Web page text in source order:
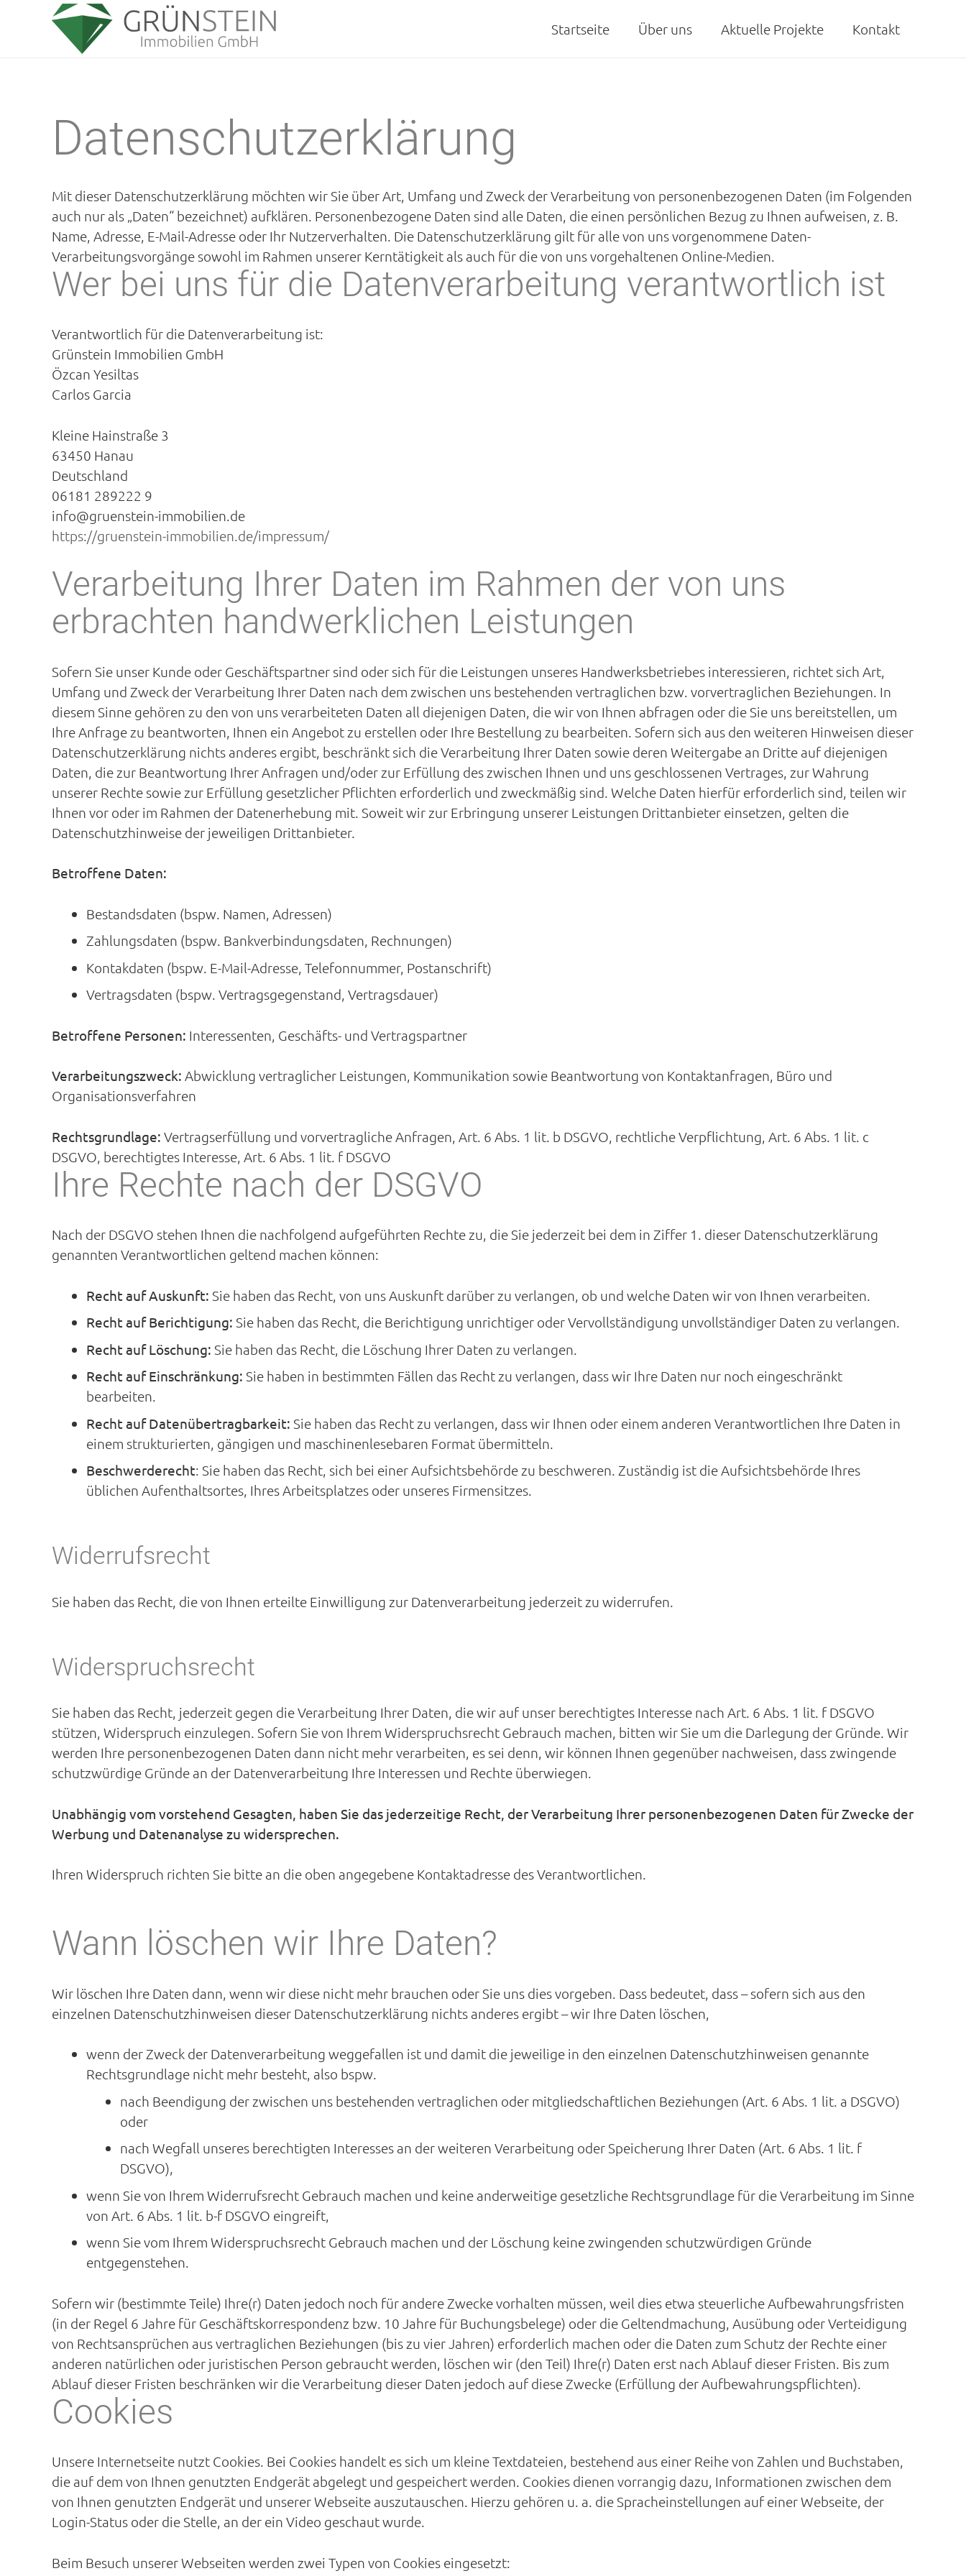
Startseite Über uns Aktuelle Projekte Kontakt
Datenschutzerklärung
Mit dieser Datenschutzerklärung möchten wir Sie über Art, Umfang und Zweck der Verarbeitung von personenbezogenen Daten (im Folgenden
auch nur als „Daten“ bezeichnet) aufklären. Personenbezogene Daten sind alle Daten, die einen persönlichen Bezug zu Ihnen aufweisen, z. B.
Name, Adresse, E-Mail-Adresse oder Ihr Nutzerverhalten. Die Datenschutzerklärung gilt für alle von uns vorgenommene Daten-
Verarbeitungsvorgänge sowohl im Rahmen unserer Kerntätigkeit als auch für die von uns vorgehaltenen Online-Medien.
Wer bei uns für die Datenverarbeitung verantwortlich ist
Verantwortlich für die Datenverarbeitung ist:
Grünstein Immobilien GmbH
Özcan Yesiltas
Carlos Garcia
Kleine Hainstraße 3
63450 Hanau
Deutschland
06181 289222 9
info@gruenstein-immobilien.de
https://gruenstein-immobilien.de/impressum/
Verarbeitung Ihrer Daten im Rahmen der von uns
erbrachten handwerklichen Leistungen
Sofern Sie unser Kunde oder Geschäftspartner sind oder sich für die Leistungen unseres Handwerksbetriebes interessieren, richtet sich Art,
Umfang und Zweck der Verarbeitung Ihrer Daten nach dem zwischen uns bestehenden vertraglichen bzw. vorvertraglichen Beziehungen. In
diesem Sinne gehören zu den von uns verarbeiteten Daten all diejenigen Daten, die wir von Ihnen abfragen oder die Sie uns bereitstellen, um
Ihre Anfrage zu beantworten, Ihnen ein Angebot zu erstellen oder Ihre Bestellung zu bearbeiten. Sofern sich aus den weiteren Hinweisen dieser
Datenschutzerklärung nichts anderes ergibt, beschränkt sich die Verarbeitung Ihrer Daten sowie deren Weitergabe an Dritte auf diejenigen
Daten, die zur Beantwortung Ihrer Anfragen und/oder zur Erfüllung des zwischen Ihnen und uns geschlossenen Vertrages, zur Wahrung
unserer Rechte sowie zur Erfüllung gesetzlicher Pflichten erforderlich und zweckmäßig sind. Welche Daten hierfür erforderlich sind, teilen wir
Ihnen vor oder im Rahmen der Datenerhebung mit. Soweit wir zur Erbringung unserer Leistungen Drittanbieter einsetzen, gelten die
Datenschutzhinweise der jeweiligen Drittanbieter.
Betroffene Daten:
Bestandsdaten (bspw. Namen, Adressen)
Zahlungsdaten (bspw. Bankverbindungsdaten, Rechnungen)
Kontakdaten (bspw. E-Mail-Adresse, Telefonnummer, Postanschrift)
Vertragsdaten (bspw. Vertragsgegenstand, Vertragsdauer)
Betroffene Personen: Interessenten, Geschäfts- und Vertragspartner
Verarbeitungszweck: Abwicklung vertraglicher Leistungen, Kommunikation sowie Beantwortung von Kontaktanfragen, Büro und
Organisationsverfahren
Rechtsgrundlage: Vertragserfüllung und vorvertragliche Anfragen, Art. 6 Abs. 1 lit. b DSGVO, rechtliche Verpflichtung, Art. 6 Abs. 1 lit. c
DSGVO, berechtigtes Interesse, Art. 6 Abs. 1 lit. f DSGVO
Ihre Rechte nach der DSGVO
Nach der DSGVO stehen Ihnen die nachfolgend aufgeführten Rechte zu, die Sie jederzeit bei dem in Ziffer 1. dieser Datenschutzerklärung
genannten Verantwortlichen geltend machen können:
Recht auf Auskunft: Sie haben das Recht, von uns Auskunft darüber zu verlangen, ob und welche Daten wir von Ihnen verarbeiten.
Recht auf Berichtigung: Sie haben das Recht, die Berichtigung unrichtiger oder Vervollständigung unvollständiger Daten zu verlangen.
Recht auf Löschung: Sie haben das Recht, die Löschung Ihrer Daten zu verlangen.
Recht auf Einschränkung: Sie haben in bestimmten Fällen das Recht zu verlangen, dass wir Ihre Daten nur noch eingeschränkt
bearbeiten.
Recht auf Datenübertragbarkeit: Sie haben das Recht zu verlangen, dass wir Ihnen oder einem anderen Verantwortlichen Ihre Daten in
einem strukturierten, gängigen und maschinenlesebaren Format übermitteln.
Beschwerderecht: Sie haben das Recht, sich bei einer Aufsichtsbehörde zu beschweren. Zuständig ist die Aufsichtsbehörde Ihres
üblichen Aufenthaltsortes, Ihres Arbeitsplatzes oder unseres Firmensitzes.
Widerrufsrecht
Sie haben das Recht, die von Ihnen erteilte Einwilligung zur Datenverarbeitung jederzeit zu widerrufen.
Widerspruchsrecht
Sie haben das Recht, jederzeit gegen die Verarbeitung Ihrer Daten, die wir auf unser berechtigtes Interesse nach Art. 6 Abs. 1 lit. f DSGVO
stützen, Widerspruch einzulegen. Sofern Sie von Ihrem Widerspruchsrecht Gebrauch machen, bitten wir Sie um die Darlegung der Gründe. Wir
werden Ihre personenbezogenen Daten dann nicht mehr verarbeiten, es sei denn, wir können Ihnen gegenüber nachweisen, dass zwingende
schutzwürdige Gründe an der Datenverarbeitung Ihre Interessen und Rechte überwiegen.
Unabhängig vom vorstehend Gesagten, haben Sie das jederzeitige Recht, der Verarbeitung Ihrer personenbezogenen Daten für Zwecke der
Werbung und Datenanalyse zu widersprechen.
Ihren Widerspruch richten Sie bitte an die oben angegebene Kontaktadresse des Verantwortlichen.
Wann löschen wir Ihre Daten?
Wir löschen Ihre Daten dann, wenn wir diese nicht mehr brauchen oder Sie uns dies vorgeben. Dass bedeutet, dass – sofern sich aus den
einzelnen Datenschutzhinweisen dieser Datenschutzerklärung nichts anderes ergibt – wir Ihre Daten löschen,
wenn der Zweck der Datenverarbeitung weggefallen ist und damit die jeweilige in den einzelnen Datenschutzhinweisen genannte
Rechtsgrundlage nicht mehr besteht, also bspw.
nach Beendigung der zwischen uns bestehenden vertraglichen oder mitgliedschaftlichen Beziehungen (Art. 6 Abs. 1 lit. a DSGVO)
oder
nach Wegfall unseres berechtigten Interesses an der weiteren Verarbeitung oder Speicherung Ihrer Daten (Art. 6 Abs. 1 lit. f
DSGVO),
wenn Sie von Ihrem Widerrufsrecht Gebrauch machen und keine anderweitige gesetzliche Rechtsgrundlage für die Verarbeitung im Sinne
von Art. 6 Abs. 1 lit. b-f DSGVO eingreift,
wenn Sie vom Ihrem Widerspruchsrecht Gebrauch machen und der Löschung keine zwingenden schutzwürdigen Gründe
entgegenstehen.
Sofern wir (bestimmte Teile) Ihre(r) Daten jedoch noch für andere Zwecke vorhalten müssen, weil dies etwa steuerliche Aufbewahrungsfristen
(in der Regel 6 Jahre für Geschäftskorrespondenz bzw. 10 Jahre für Buchungsbelege) oder die Geltendmachung, Ausübung oder Verteidigung
von Rechtsansprüchen aus vertraglichen Beziehungen (bis zu vier Jahren) erforderlich machen oder die Daten zum Schutz der Rechte einer
anderen natürlichen oder juristischen Person gebraucht werden, löschen wir (den Teil) Ihre(r) Daten erst nach Ablauf dieser Fristen. Bis zum
Ablauf dieser Fristen beschränken wir die Verarbeitung dieser Daten jedoch auf diese Zwecke (Erfüllung der Aufbewahrungspflichten).
Cookies
Unsere Internetseite nutzt Cookies. Bei Cookies handelt es sich um kleine Textdateien, bestehend aus einer Reihe von Zahlen und Buchstaben,
die auf dem von Ihnen genutzten Endgerät abgelegt und gespeichert werden. Cookies dienen vorrangig dazu, Informationen zwischen dem
von Ihnen genutzten Endgerät und unserer Webseite auszutauschen. Hierzu gehören u. a. die Spracheinstellungen auf einer Webseite, der
Login-Status oder die Stelle, an der ein Video geschaut wurde.
Beim Besuch unserer Webseiten werden zwei Typen von Cookies eingesetzt: